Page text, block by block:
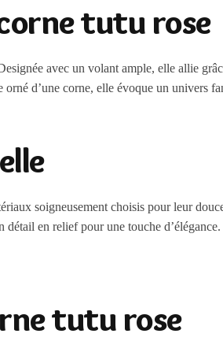
tutu rose
avec un volant ample, elle allie
d’une corne, elle évoque un univers
soigneusement choisis pour leur
détail en relief pour une touche
tutu rose